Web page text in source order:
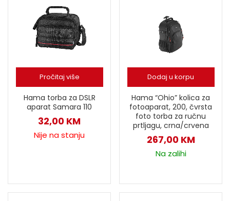
Pročitaj više
Hama torba za DSLR
aparat Samara 110
32,00 KM
Nije na stanju
Dodaj u korpu
Hama “Ohio” kolica za
fotoaparat, 200, čvrsta
foto torba za ručnu
prtljagu, crna/crvena
267,00 KM
Na zalihi